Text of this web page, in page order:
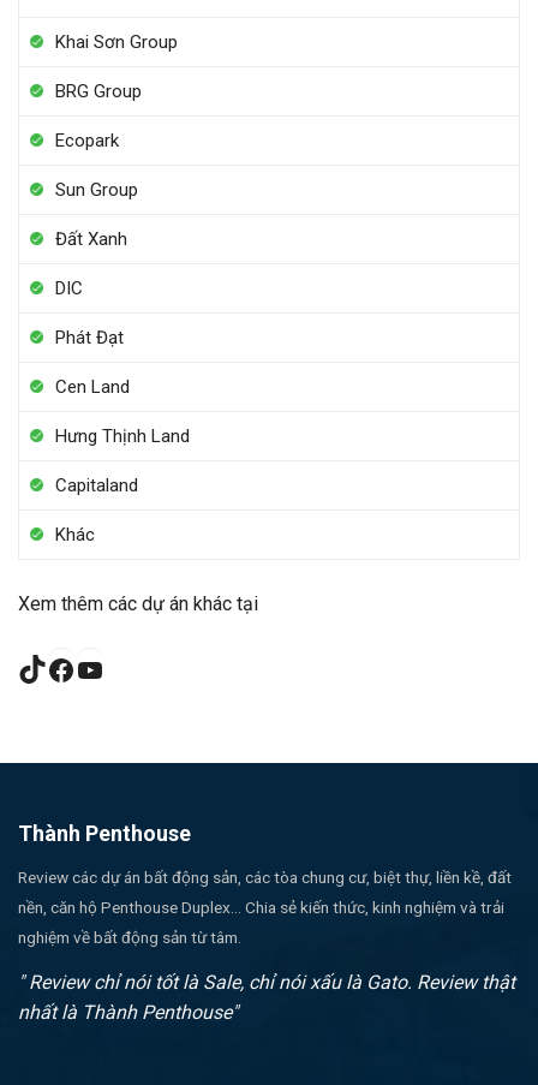
Khai Sơn Group
BRG Group
Ecopark
Sun Group
Đất Xanh
DIC
Phát Đạt
Cen Land
Hưng Thịnh Land
Capitaland
Khác
Xem thêm các dự án khác tại
TikTok
Facebook
Thành Penthouse
Review các dự án bất động sản, các tòa chung cư, biệt thự, liền kề, đất
nền, căn hộ Penthouse Duplex... Chia sẻ kiến thức, kinh nghiệm và trải
nghiệm về bất động sản từ tâm.
" Review chỉ nói tốt là Sale, chỉ nói xấu là Gato. Review thật
nhất là Thành Penthouse"